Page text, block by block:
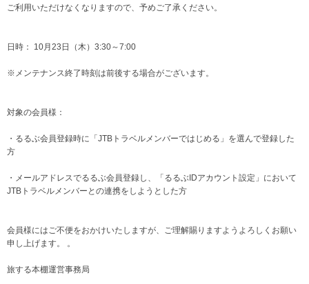
ご利用いただけなくなりますので、予めご了承ください。
日時： 10月23日（木）3:30～7:00
※メンテナンス終了時刻は前後する場合がございます。
対象の会員様：
・るるぶ会員登録時に「JTBトラベルメンバーではじめる」を選んで登録した
方
・メールアドレスでるるぶ会員登録し、「るるぶIDアカウント設定」において
JTBトラベルメンバーとの連携をしようとした方
会員様にはご不便をおかけいたしますが、ご理解賜りますようよろしくお願い
申し上げます。 。
旅する本棚運営事務局